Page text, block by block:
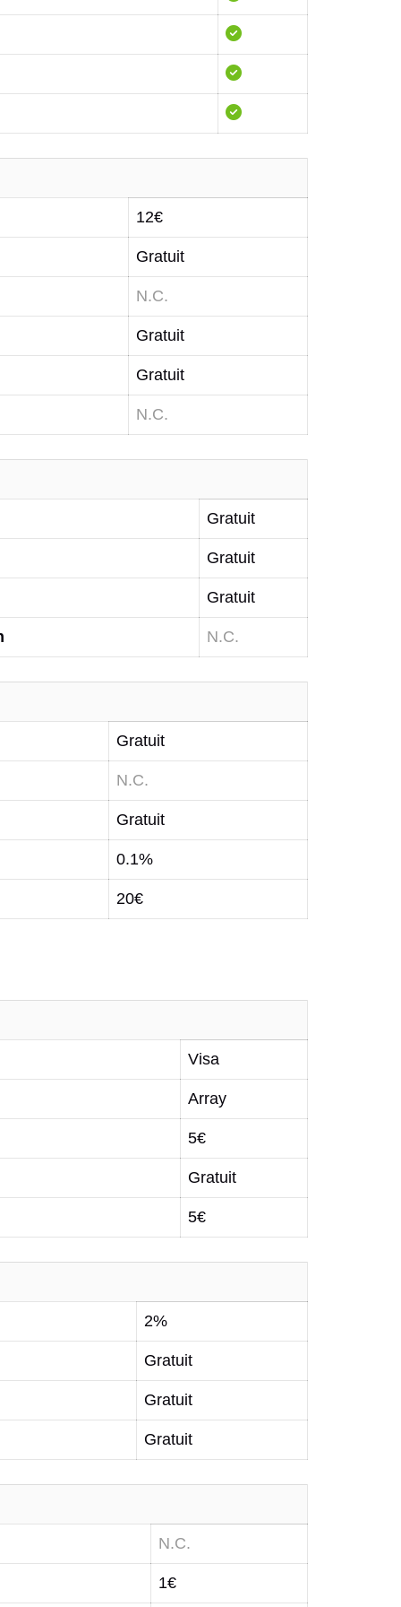
12€
Gratuit
N.C.
Gratuit
Gratuit
N.C.
Gratuit
Gratuit
Gratuit
N.C.
Gratuit
N.C.
Gratuit
0.1%
20€
Visa
Array
5€
Gratuit
5€
2%
Gratuit
Gratuit
Gratuit
N.C.
1€